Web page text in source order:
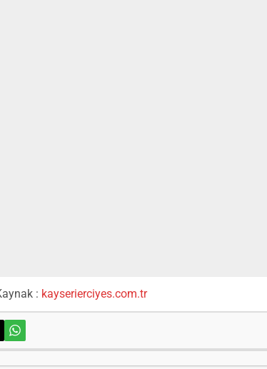
: kayserierciyes.com.tr